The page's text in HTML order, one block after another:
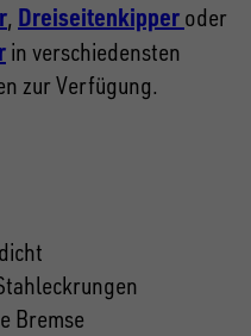
, Dreiseitenkipper oder
in verschiedensten
zur Verfügung.
Bremse